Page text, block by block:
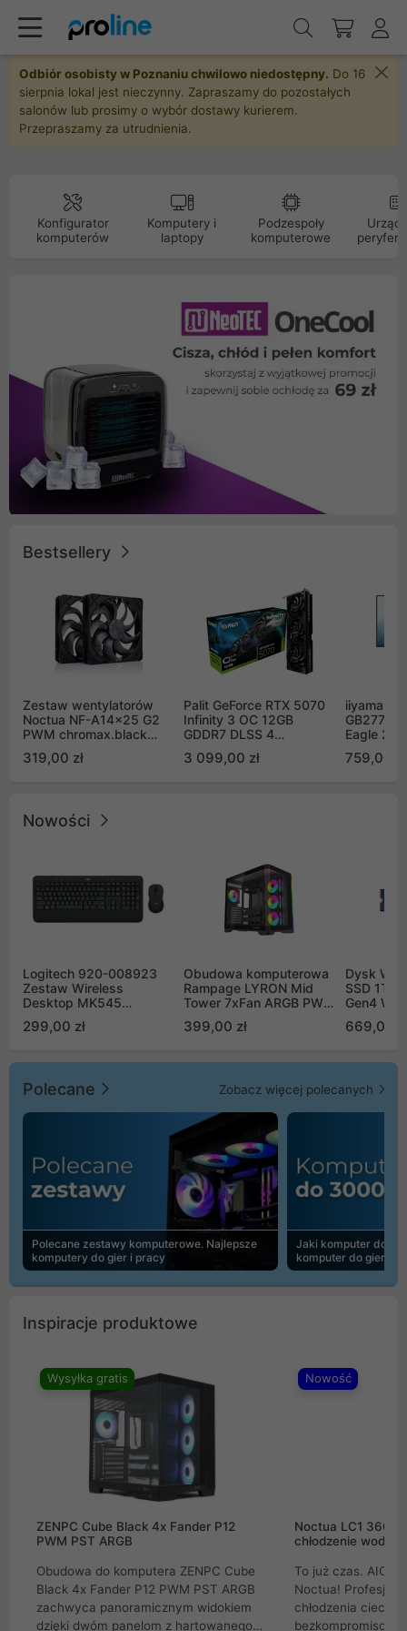
Odbiór osobisty w Poznaniu chwilowo niedostępny. Do 16
sierpnia lokal jest nieczynny. Zapraszamy do pozostałych
salonów lub prosimy o wybór dostawy kurierem.
Przepraszamy za utrudnienia.
Konfigurator
komputerów
Komputery i
laptopy
Podzespoły
komputerowe
Bestsellery
Zestaw wentylatorów
Noctua NF-A14x25 G2
PWM chromax.black
Push Pull (2szt)
319,00 zł
Palit GeForce RTX 5070
Infinity 3 OC 12GB
GDDR7 DLSS 4
GB2050S)
3 099,00 zł
iiyama G-
Eagle 27"
759,00 zł
Nowości
Logitech 920-008923
Zestaw Wireless
Desktop MK545
299,00 zł
Obudowa komputerowa
Rampage LYRON Mid
Tower 7xFan ARGB PWM
399,00 zł
Dysk WD
SSD 1TB
Gen4
669,00
Polecane Zobacz więcej polecanych
Polecane zestawy komputerowe. Najlepsze
komputery do gier i pracy
Jaki komputer do
komputer do gier |
Inspiracje produktowe
Wysyłka gratis
ZENPC Cube Black 4x Fander P12
PWM PST ARGB
Obudowa do komputera ZENPC Cube
Black 4x Fander P12 PWM PST ARGB
zachwyca panoramicznym widokiem
dzięki dwóm panelom z hartowanego
Nowość
Noctua LC1
chłodzenie wodne
To już czas. AIO
Noctua!
chłodzenia cieczą